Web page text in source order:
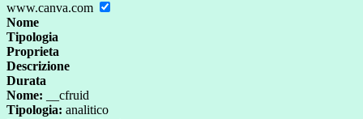
www.canva.com
Nome
Tipologia
Proprieta
Descrizione
Durata
Nome: __cfruid
Tipologia: analitico